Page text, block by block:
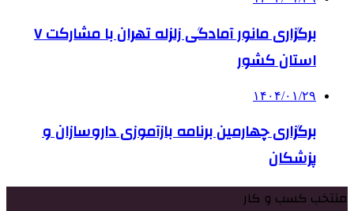
برگزاری مانور آمادگی زلزله تهران با مشارکت ۷
استان کشور
۱۴۰۴/۰۱/۲۹
برگزاری چهارمین برنامه بازآموزی داروسازان و
پزشکان
منتخب کسب و کار